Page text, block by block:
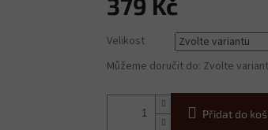
379 Kč
cena:
Velikost
Můžeme doručit do: Zvolte
Přidat do